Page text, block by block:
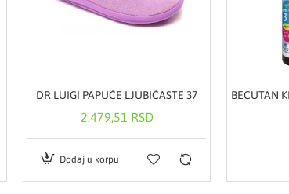
DR LUIGI PAPUČE LJUBIČASTE 37
2.479,51 RSD
Dodaj u korpu